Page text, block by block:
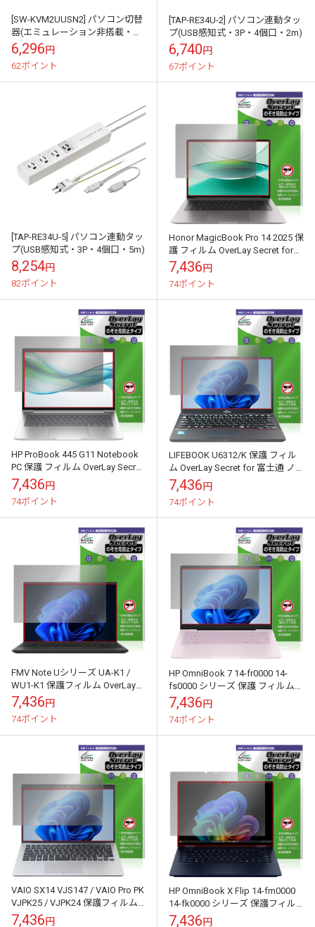
[SW-KVM2UUSN2] パソコン切替
器(エミュレーション非搭載・手
元スイッチ付き)
6,296円
62ポイント
[TAP-RE34U-2] パソコン連動タッ
プ(USB感知式・3P・4個口・2m)
6,740円
67ポイント
[TAP-RE34U-5] パソコン連動タッ
プ(USB感知式・3P・4個口・5m)
8,254円
82ポイント
Honor MagicBook Pro 14 2025 保
護 フィルム OverLay Secret for
オナー ノートパソコ...
7,436円
74ポイント
HP ProBook 445 G11 Notebook
PC 保護 フィルム OverLay Secret
for ノートパソコン...
7,436円
74ポイント
LIFEBOOK U6312/K 保護 フィル
ム OverLay Secret for 富士通 ノ
ートパソコン ライフブック 液
晶...
7,436円
74ポイント
FMV Note Uシリーズ UA-K1 /
WU1-K1 保護フィルム OverLay
Secret for 富士通 ノートパソ...
7,436円
74ポイント
HP OmniBook 7 14-fr0000 14-
fs0000 シリーズ 保護 フィルム
OverLay Secret for...
7,436円
74ポイント
VAIO SX14 VJS147 / VAIO Pro PK
VJPK25 / VJPK24 保護フィルム
OverLay Sec...
7,436円
HP OmniBook X Flip 14-fm0000
14-fk0000 シリーズ 保護フィル
ム OverLay Secret...
7,436円